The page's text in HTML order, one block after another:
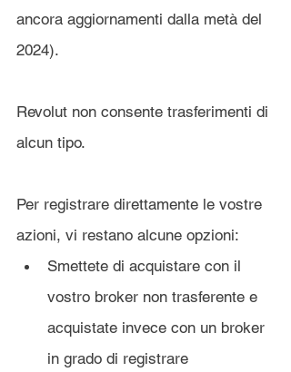
ancora aggiornamenti dalla metà del
2024).
Revolut non consente trasferimenti di
alcun tipo.
Per registrare direttamente le vostre
azioni, vi restano alcune opzioni:
Smettete di acquistare con il
vostro broker non trasferente e
acquistate invece con un broker
in grado di registrare